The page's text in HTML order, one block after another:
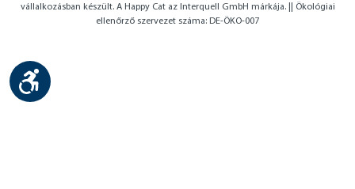
vállalkozásban készült. A Happy Cat az Interquell GmbH márkája. || Ökológiai
ellenőrző szervezet száma: DE-ÖKO-007
Show toolbar